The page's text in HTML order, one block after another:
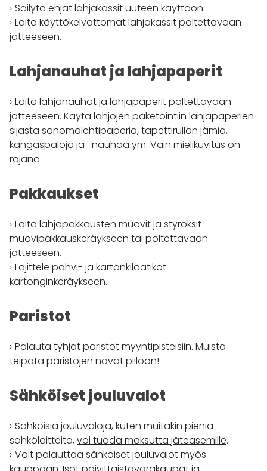
Säilytä ehjät lahjakassit uuteen käyttöön.
Laita käyttökelvottomat lahjakassit poltettavaan
jätteeseen.
Lahjanauhat ja lahjapaperit
Laita lahjanauhat ja lahjapaperit poltettavaan
jätteeseen. Käytä lahjojen paketointiin lahjapaperien
sijasta sanomalehtipaperia, tapettirullan jämiä,
kangaspaloja ja -nauhaa ym. Vain mielikuvitus on
rajana.
Pakkaukset
Laita lahjapakkausten muovit ja styroksit
muovipakkauskeräykseen tai poltettavaan
jätteeseen.
Lajittele pahvi- ja kartonkilaatikot
kartonginkeräykseen.
Paristot
Palauta tyhjät paristot myyntipisteisiin. Muista
teipata paristojen navat piiloon!
Sähköiset jouluvalot
Sähköisiä jouluvaloja, kuten muitakin pieniä
sähkölaitteita, voi tuoda maksutta jäteasemille.
Voit palauttaa sähköiset jouluvalot myös